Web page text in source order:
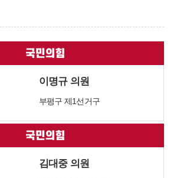
이명규 의원
부평구 제1선거구
김대중 의원